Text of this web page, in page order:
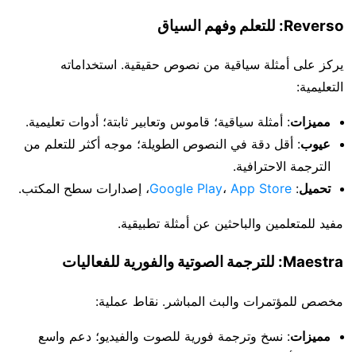
Reverso: للتعلم وفهم السياق
يركز على أمثلة سياقية من نصوص حقيقية. استخداماته
التعليمية:
مميزات: أمثلة سياقية؛ قاموس وتعابير ثابتة؛ أدوات تعليمية.
عيوب: أقل دقة في النصوص الطويلة؛ موجه أكثر للتعلم من
الترجمة الاحترافية.
تحميل:
Google Play، App Store ، إصدارات سطح المكتب.
مفيد للمتعلمين والباحثين عن أمثلة تطبيقية.
Maestra: للترجمة الصوتية والفورية للفعاليات
مخصص للمؤتمرات والبث المباشر. نقاط عملية:
مميزات: نسخ وترجمة فورية للصوت والفيديو؛ دعم واسع